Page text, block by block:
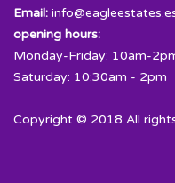
Email:
opening hours:
Monday-Friday: 10am-
Saturday: 10:30am - 2pm
Copyright © 2018 All